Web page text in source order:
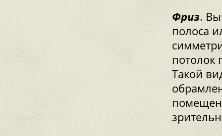
Фриз.
полоса
потолок
Такой